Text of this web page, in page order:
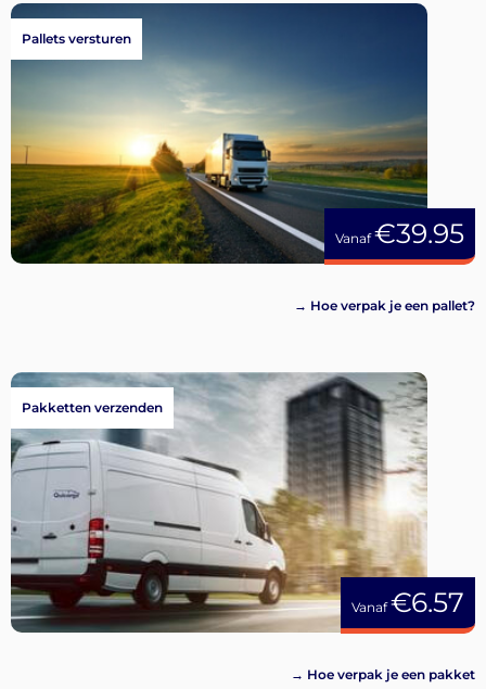
Vanaf€39.95
Pallets versturen
→ Hoe verpak je een pallet?
Vanaf€6.57
Pakketten verzenden
→ Hoe verpak je een pakket